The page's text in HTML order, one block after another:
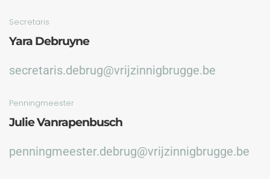
Secretaris
Yara Debruyne
secretaris.debrug@vrijzinnigbrugge.be
Penningmeester
Julie Vanrapenbusch
penningmeester.debrug@vrijzinnigbrugge.be